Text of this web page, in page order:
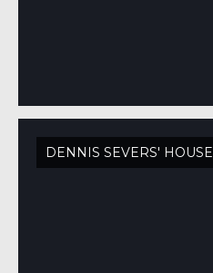
DENNIS SEVERS' HOUSE